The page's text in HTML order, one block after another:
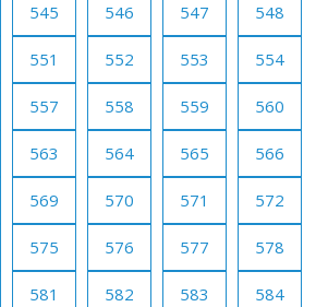
545 546 547 548
551 552 553 554
557 558 559 560
563 564 565 566
569 570 571 572
575 576 577 578
581 582 583 584